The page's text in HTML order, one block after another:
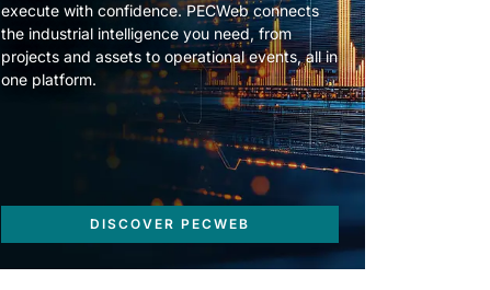
execute with confidence. PECWeb connects
the industrial intelligence you need, from
projects and assets to operational events, all in
one platform.
DISCOVER PECWEB